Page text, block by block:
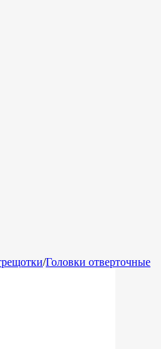
/Головки отверточные